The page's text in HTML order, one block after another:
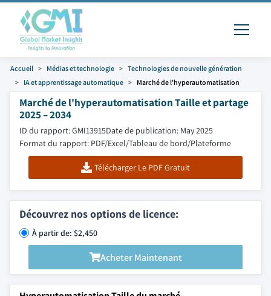
Accueil Médias et technologie
Technologies de nouvelle génération
IA et apprentissage automatique
Marché de l'hyperautomatisation
Marché de l'hyperautomatisation Taille et partage
2025 – 2034
ID du rapport: GMI13915Date de publication: May 2025
Format du rapport: PDF/Excel/Tableau de bord/Plateforme
Télécharger Le PDF Gratuit
Découvrez nos options de licence:
À partir de: $2,450
Acheter Maintenant